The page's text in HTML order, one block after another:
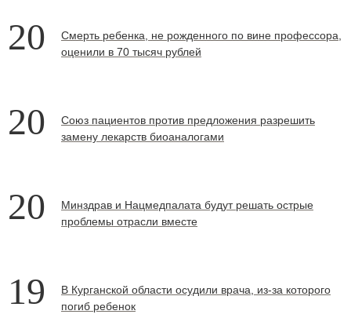
20
Смерть ребенка, не рожденного по вине профессора,
оценили в 70 тысяч рублей
20
Союз пациентов против предложения разрешить
замену лекарств биоаналогами
20
Минздрав и Нацмедпалата будут решать острые
проблемы отрасли вместе
19
В Курганской области осудили врача, из-за которого
погиб ребенок